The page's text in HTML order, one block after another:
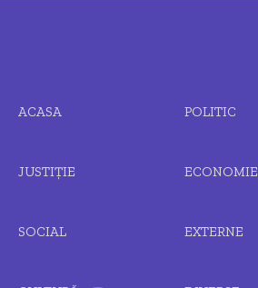
ACASA POLITIC
JUSTIȚIE ECONOMIE
SOCIAL EXTERNE